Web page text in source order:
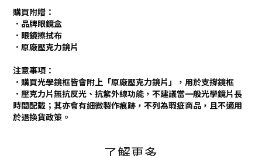
購買附贈：
．品牌眼鏡盒
．眼鏡擦拭布
．原廠壓克力鏡片
注意事項：
．購買光學鏡框皆會附上「原廠壓克力鏡片」，用於支撐鏡框
．壓克力片無抗反光、抗紫外線功能，不建議當一般光學鏡片長
時間配戴；其亦會有細微製作痕跡，不列為瑕疵商品，且不適用
於退換貨政策。
了解更多